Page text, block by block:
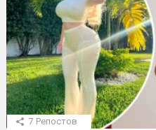
7 Репостов